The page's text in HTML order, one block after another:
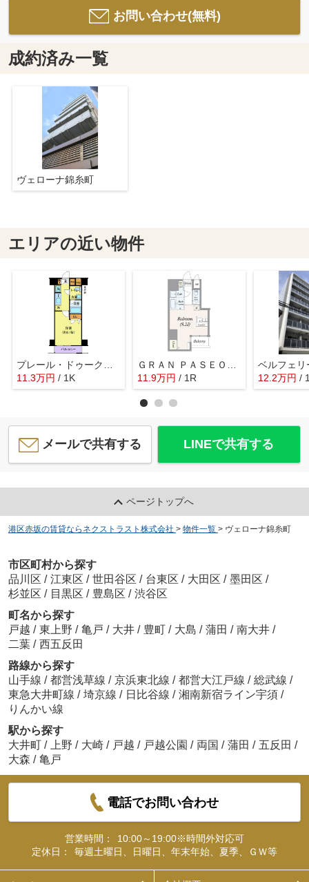
お問い合わせ(無料)
成約済み一覧
ヴェローナ錦糸町
エリアの近い物件
11.3万円 / 1K
11.9万円 / 1R
ベルフェリ
12.2万円 /
メールで共有する LINEで共有する
ページトップへ
港区赤坂の賃貸ならネクストラスト株式会社 > 物件一覧 > ヴェローナ錦糸町
市区町村から探す
品川区 / 江東区 / 世田谷区 / 台東区 / 大田区 / 墨田区 /
杉並区 / 目黒区 / 豊島区 / 渋谷区
町名から探す
戸越 / 東上野 / 亀戸 / 大井 / 豊町 / 大島 / 蒲田 / 南大井 /
二葉 / 西五反田
路線から探す
山手線 / 都営浅草線 / 京浜東北線 / 都営大江戸線 / 総武線 /
東急大井町線 / 埼京線 / 日比谷線 / 湘南新宿ライン宇須 /
りんかい線
駅から探す
大井町 / 上野 / 大崎 / 戸越 / 戸越公園 / 両国 / 蒲田 / 五反田 /
大森 / 亀戸
電話でお問い合わせ
営業時間：
10:00～19:00※時間外対応可
定休日：
毎週土曜日、日曜日、年末年始、夏季、ＧＷ等